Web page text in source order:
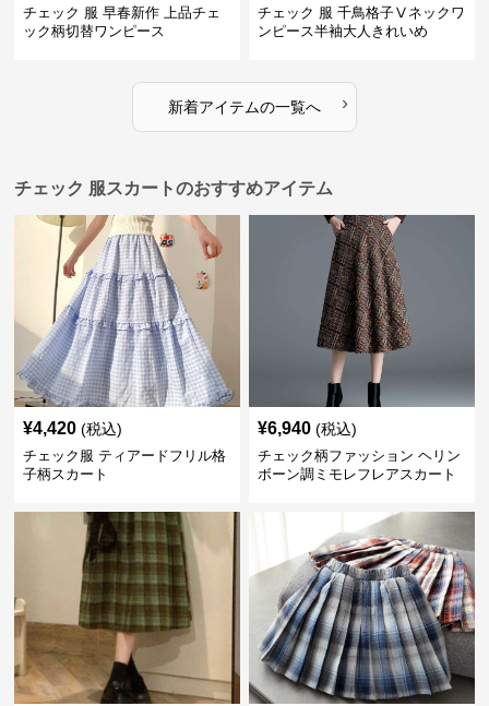
チェック 服 早春新作 上品チェ
ック柄切替ワンピース
チェック 服 千鳥格子Ⅴネックワ
ンピース半袖大人きれいめ
新着アイテムの一覧へ ›
チェック 服スカートのおすすめアイテム
¥4,420 (税込)
チェック服 ティアードフリル格
子柄スカート
¥6,940 (税込)
チェック柄ファッション ヘリン
ボーン調ミモレフレアスカート